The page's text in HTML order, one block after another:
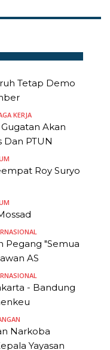
Tetap Demo
KERJA
Akan
Dan PTUN
Roy Suryo
Pegang "Semua
AS
- Bandung
Narkoba
Yayasan